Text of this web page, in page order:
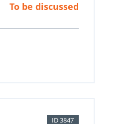
To be discussed
ID 3847